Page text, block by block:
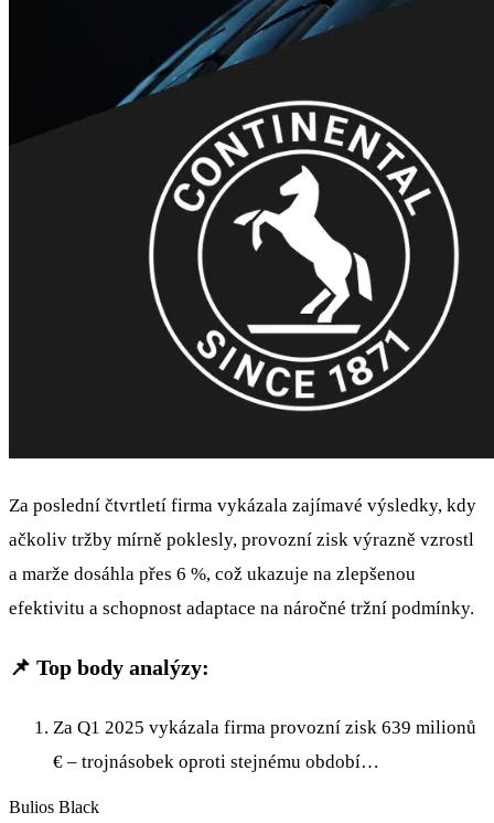
Za poslední čtvrtletí firma vykázala zajímavé výsledky, kdy
ačkoliv tržby mírně poklesly, provozní zisk výrazně vzrostl
a marže dosáhla přes 6 %, což ukazuje na zlepšenou
efektivitu a schopnost adaptace na náročné tržní podmínky.
📌 Top body analýzy:
Za Q1 2025 vykázala firma provozní zisk 639 milionů
€ – trojnásobek oproti stejnému období…
Bulios Black